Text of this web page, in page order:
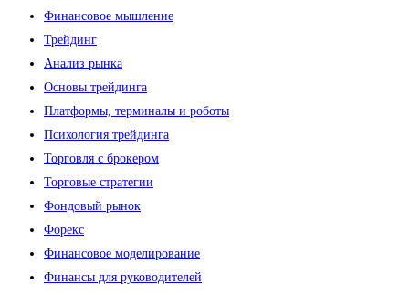
Финансовое мышление
Трейдинг
Анализ рынка
Основы трейдинга
Платформы, терминалы и роботы
Психология трейдинга
Торговля с брокером
Торговые стратегии
Фондовый рынок
Форекс
Финансовое моделирование
Финансы для руководителей